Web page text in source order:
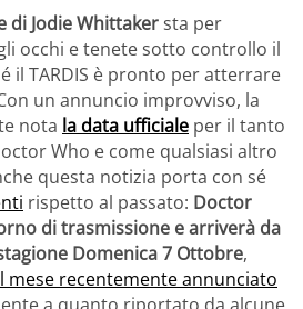
di Jodie Whittakersta per
occhi e tenete sotto controllo il
il TARDIS è pronto per atterrare
un annuncio improvviso, la
nota la data ufficiale per il tanto
Who e come qualsiasi altro
questa notizia porta con sé
rispetto al passato: Doctor
di trasmissione e arriverà da
Domenica 7 Ottobre,
mese recentemente annunciato